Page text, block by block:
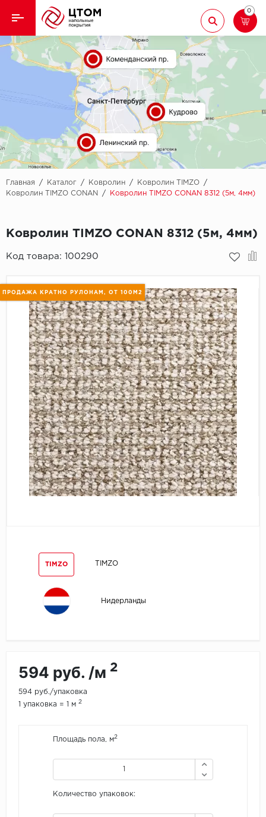
Назад
Кварцвиниловая плитка
Назад
Aberhof
Adelar
Alfa
AllureFloor
Alpine floor
Arbiton
Berry Alloc
Bohofloor
Bonkeel
Classen
CorkArt Vinyl
CronaFloor
Damy Floor
Decoria
Dolce Flooring
Ламинат
Ковролин
Линолеум
Паркет
Плинтус
Подложка
0
Главная / Каталог / Ковролин / Ковролин TIMZO
/
Ковролин TIMZO CONAN
/ Ковролин TIMZO CONAN 8312 (5м, 4мм)
Ковролин TIMZO CONAN 8312 (5м, 4мм)
Код товара: 100290
ПРОДАЖА КРАТНО РУЛОНАМ, ОТ 100М2
TIMZO TIMZO
Нидерланды
594 руб. /м 2
594 руб./упаковка
1 упаковка = 1 м 2
Площадь пола, м2
Количество упаковок: